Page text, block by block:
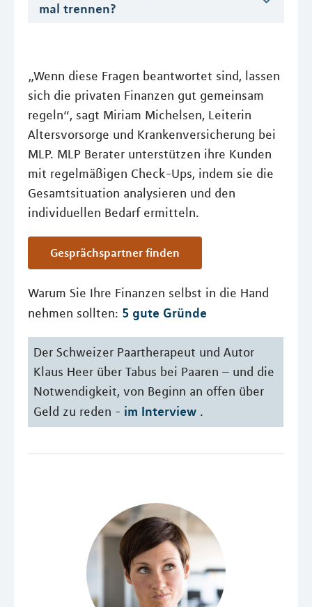
mal trennen?
„Wenn diese Fragen beantwortet sind, lassen
sich die privaten Finanzen gut gemeinsam
regeln“, sagt Miriam Michelsen, Leiterin
Altersvorsorge und Krankenversicherung bei
MLP. MLP Berater unterstützen ihre Kunden
mit regelmäßigen Check-Ups, indem sie die
Gesamtsituation analysieren und den
individuellen Bedarf ermitteln.
Gesprächspartner finden
Warum Sie Ihre Finanzen selbst in die Hand
nehmen sollten: 5 gute Gründe
Der Schweizer Paartherapeut und Autor
Klaus Heer über Tabus bei Paaren – und die
Notwendigkeit, von Beginn an offen über
Geld zu reden - im Interview .